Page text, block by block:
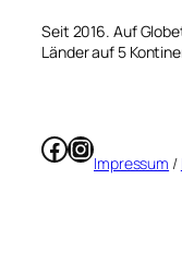
Seit 2016. Auf
Länder auf 5
Facebook
Instagram
Impressum /